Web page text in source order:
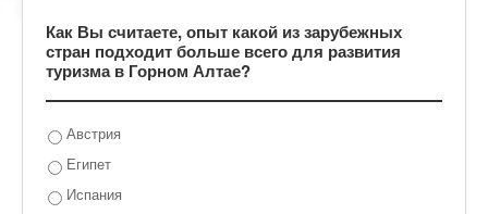
Как Вы считаете, опыт какой из зарубежных
стран подходит больше всего для развития
туризма в Горном Алтае?
Австрия
Египет
Испания